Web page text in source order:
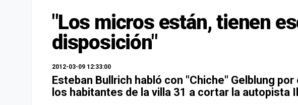
"Los micros están, tienen
disposición"
2012-03-09 12:33:00
Esteban Bullrich habló con "Chiche" Gelblung
los habitantes de la villa 31 a cortar la autopista